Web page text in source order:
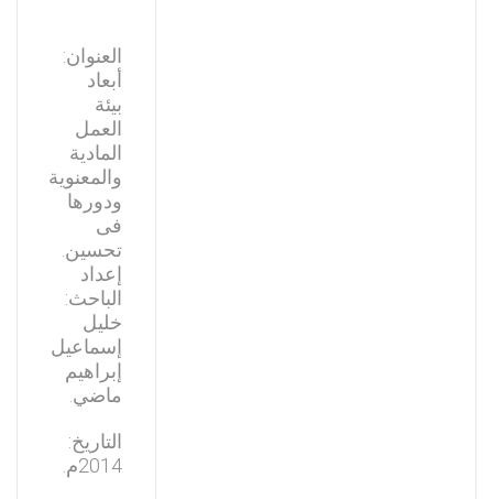
العنوان:
أبعاد
بيئة
العمل
المادية
والمعنوية
ودورها
فى
تحسين.
إعداد
الباحث:
خليل
إسماعيل
إبراهيم
ماضي.
التاريخ:
2014م.